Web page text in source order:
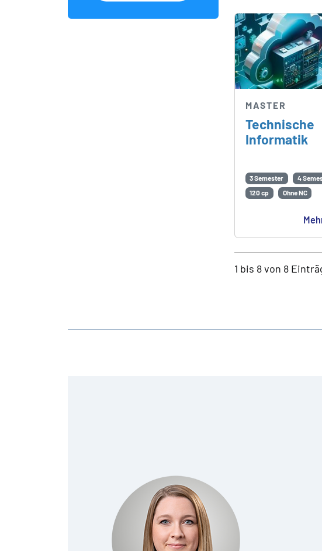
Technische
Informatik
MASTER
3 Semester 4
120 cp
Ohne NC
1 bis 8 von 8